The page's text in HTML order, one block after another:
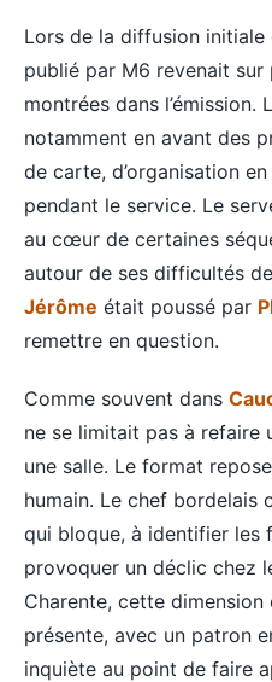
Lors de la diffusion
publié par M6 revenait
montrées dans
notamment en avant des
de carte, d’organisation
pendant le service. Le
au cœur de certaines
autour de ses difficultés
Jérôme était poussé par
remettre en question.
Comme souvent dans
ne se limitait pas à refaire
une salle. Le format
humain. Le chef bordelais
qui bloque, à identifier les
provoquer un déclic chez
Charente, cette
présente, avec un patron
inquiète au point de faire